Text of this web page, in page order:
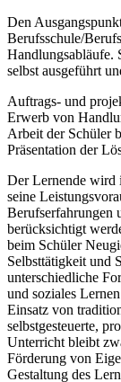
Den
Berufsschule/
Handlungsabläufe.
selbst ausgeführt
Auftrags- und
Erwerb von
Arbeit der Schüler
Präsentation der
Der Lernende wird
seine
Berufserfahrungen
berücksichtigt
beim Schüler
Selbsttätigkeit und
unterschiedliche
und soziales
Einsatz von
selbstgesteuerte,
Unterricht bleibt
Förderung von
Gestaltung des